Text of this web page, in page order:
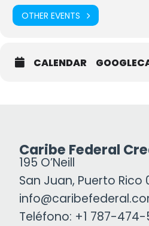
OTHER EVENTS
CALENDAR
Caribe Federal
195 O’Neill
San Juan, Puerto Rico
Teléfono: +1 787-474-